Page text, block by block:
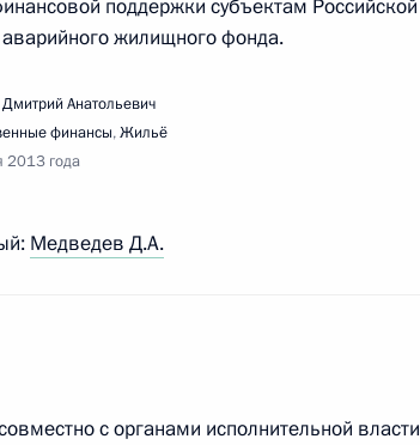
с тренерами, спортсменами
культуры и спорта
поддержки субъектам Российской
жилищного фонда.
Анатольевич
финансы,Жильё
2013 года
Медведев Д.А.
с органами исполнительной власти